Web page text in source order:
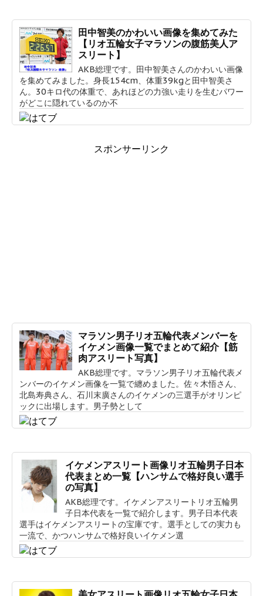
田中智美のかわいい画像を集めてみた
【リオ五輪女子マラソンの腹筋美人ア
スリート】
AKB総理です。田中智美さんのかわいい画像
を集めてみました。身長154cm、体重39kgと田中智美さ
ん。30キロ代の体重で、あれほどの力強い走りを生むパワー
がどこに隠れているのか不
スポンサーリンク
マラソン男子リオ五輪代表メンバーを
イケメン画像一覧でまとめて紹介【筋
肉アスリート写真】
AKB総理です。マラソン男子リオ五輪代表メ
ンバーのイケメン画像を一覧で纏めました。佐々木悟さん、
北島寿典さん、石川末廣さんのイケメンの三選手がオリンピ
ックに出場します。男子勢として
イケメンアスリート画像リオ五輪男子日本
代表まとめ一覧【ハンサムで格好良い選手
の写真】
AKB総理です。イケメンアスリートリオ五輪男
子日本代表を一覧で紹介します。男子日本代表
選手はイケメンアスリートの宝庫です。選手としての実力も
一流で、かつハンサムで格好良いイケメン選